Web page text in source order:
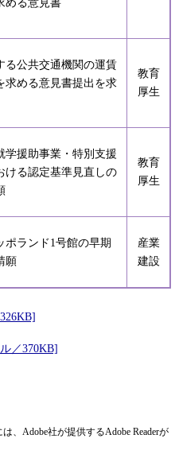
める意見書
る公共交通機関の運賃
求める意見書提出を求
教育
厚生
学援助事業・特別支援
ける認定基準見直しの
教育
厚生
ポランド1号館の早期
願
産業
建設
／370KB]
、Adobe社が提供するAdobe Readerが